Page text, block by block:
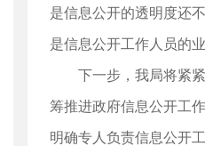
是信息公开的透明度还
是信息公开工作人员的
下一步，我局将紧紧
筹推进政府信息公开工
明确专人负责信息公开